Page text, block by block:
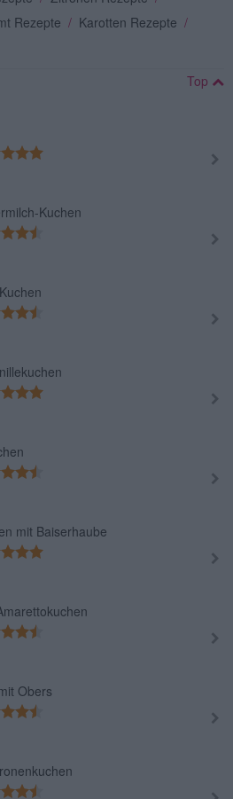
Rezepte / Karotten Rezepte /
Top
Kuchen
mit Baiserhaube
Obers